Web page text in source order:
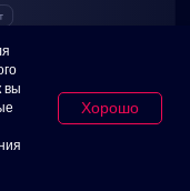
вы
Хорошо